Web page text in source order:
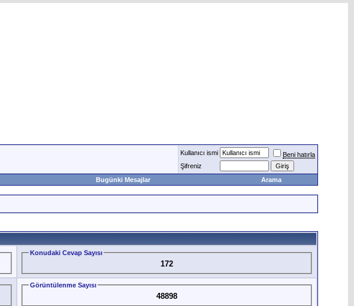
Kullanıcı ismi
Beni hatırla
Şifreniz
Bugünki Mesajlar Arama
Konudaki Cevap Sayısı
172
Görüntülenme Sayısı
48898